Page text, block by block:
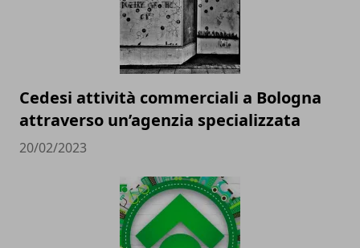
Cedesi attività commerciali a Bologna
attraverso un’agenzia specializzata
20/02/2023